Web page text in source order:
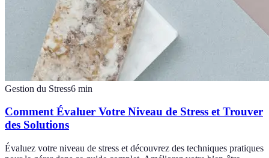
Gestion du Stress6 min
Comment Évaluer Votre Niveau de Stress et Trouver
des Solutions
Évaluez votre niveau de stress et découvrez des techniques pratiques